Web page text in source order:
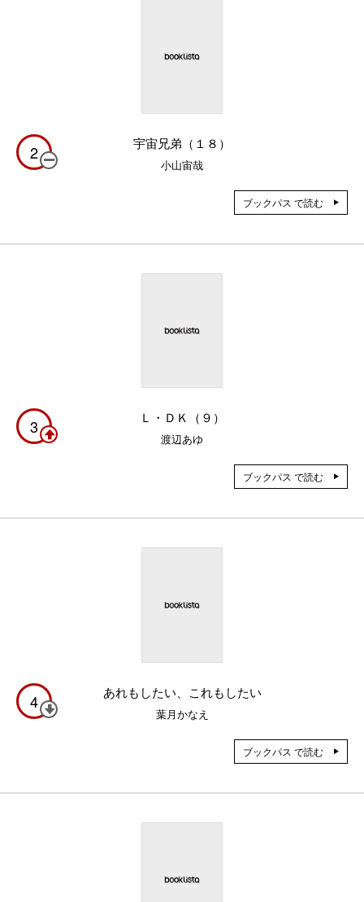
2 宇宙兄弟（１８）
小山宙哉
ブックパス で読む
3 Ｌ・ＤＫ（９）
渡辺あゆ
ブックパス で読む
4 あれもしたい、これもしたい
葉月かなえ
ブックパス で読む